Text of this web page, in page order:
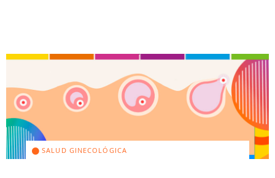
SALUD GINECOLÓGICA